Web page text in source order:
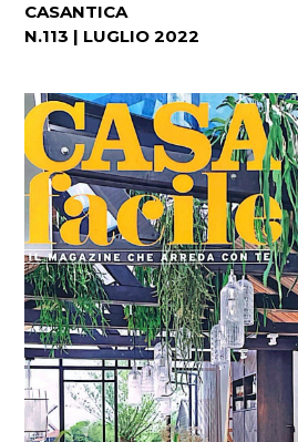
CASANTICA
N.113 | LUGLIO 2022